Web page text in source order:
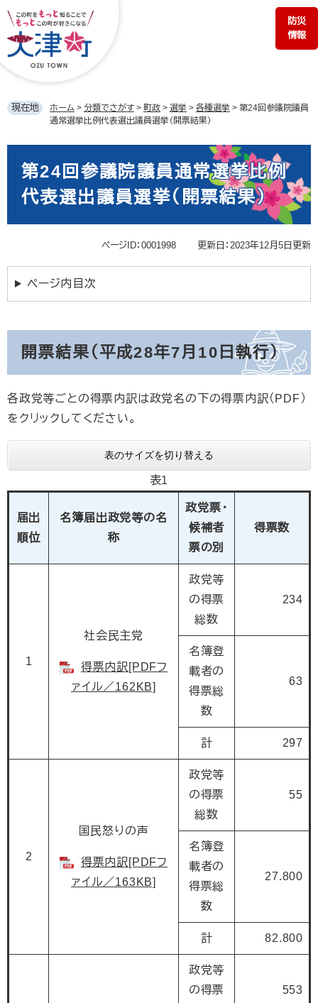
ジ
の
す。
ュ
ー
し
防災
情報
現在地 ホーム > 分類でさがす > 町政 > 選挙 > 各種選挙 > 第24回参議院議員
通常選挙比例代表選出議員選挙（開票結果）
第24回参議院議員通常選挙比例
代表選出議員選挙（開票結果）
ページID：0001998 更新日：2023年12月5日更新
ページ内目次
開票結果（平成28年7月10日執行）
各政党等ごとの得票内訳は政党名の下の得票内訳（PDF）
をクリックしてください。
表のサイズを切り替える
表1
届出
順位
名簿届出政党等の名
称
政党票・
候補者
票の別
得票数
1
社会民主党
得票内訳[PDFフ
ァイル／162KB]
政党等
の得票
総数
234
名簿登
載者の
得票総
数
63
計 297
2
国民怒りの声
得票内訳[PDFフ
ァイル／163KB]
政党等
の得票
総数
55
名簿登
載者の
得票総
数
27.800
計 82.800
政党等
の得票
553